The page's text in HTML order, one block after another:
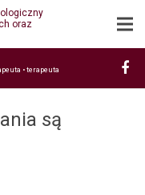
oraz
• terapeuta
są